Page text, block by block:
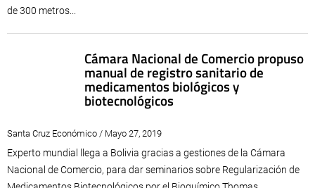
de 300 metros...
Cámara Nacional de Comercio propuso
manual de registro sanitario de
medicamentos biológicos y
biotecnológicos
Santa Cruz Económico / Mayo 27, 2019
Experto mundial llega a Bolivia gracias a gestiones de la Cámara
Nacional de Comercio, para dar seminarios sobre Regularización de